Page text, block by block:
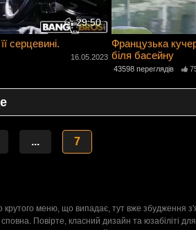
29:50
серцевині.
16.05.2023
Французька
біля басейну
43598 переглядів
... 7
меню, що випадає, тут вже збудження
Повірте, класний дизайн та юзабіліті